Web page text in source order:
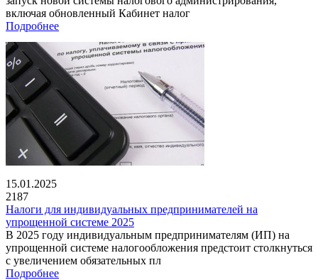
включая обновленный Кабинет налог
Подробнее
15.01.2025
2187
Налоги для индивидуальных предпринимателей на
упрощенной системе 2025
В 2025 году индивидуальным предпринимателям (ИП) на
упрощенной системе налогообложения предстоит столкнуться
с увеличением обязательных пл
Подробнее